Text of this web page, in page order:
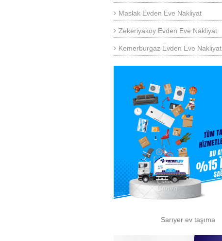
Maslak Evden Eve Nakliyat
Zekeriyaköy Evden Eve Nakliyat
Kemerburgaz Evden Eve Nakliyat
Sarıyer ev taşıma